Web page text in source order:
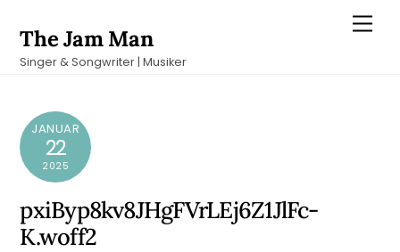
content
The Jam Man
Singer & Songwriter | Musiker
JANUAR
22
2025
pxiByp8kv8JHgFVrLEj6Z1JlFc-
K.woff2